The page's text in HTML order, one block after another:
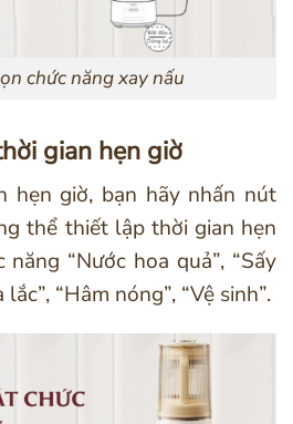
chức năng xay nấu
gian hẹn giờ
hẹn giờ, bạn hãy nhấn nút
thể thiết lập thời gian hẹn
“Nước hoa quả”, “Sấy
lắc”, “Hâm nóng”, “Vệ sinh”.